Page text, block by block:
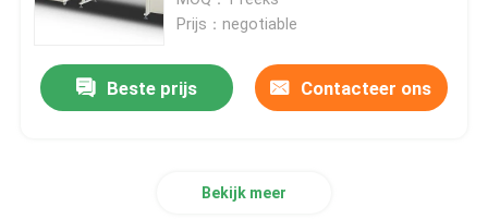
papieren zakdoekjesnijmachine
Prijs：negotiable
Beste prijs Contacteer ons
Bekijk meer